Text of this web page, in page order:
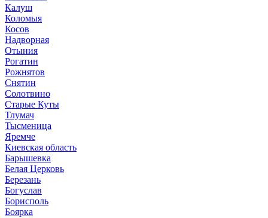
Калуш
Коломыя
Косов
Надворная
Отыния
Рогатин
Рожнятов
Снятин
Солотвино
Старые Куты
Тлумач
Тысменица
Яремче
Киевская область
Барышевка
Белая Церковь
Березань
Богуслав
Борисполь
Боярка